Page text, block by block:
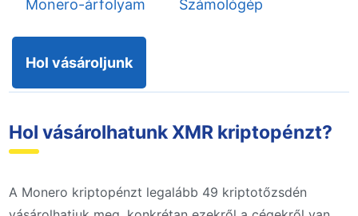
Monero-árfolyam Számológép
Hol vásároljunk
Hol vásárolhatunk XMR kriptopénzt?
A Monero kriptopénzt legalább 49 kriptotőzsdén